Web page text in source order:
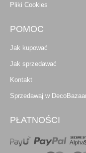
Pliki Cookies
POMOC
Jak kupować
Jak sprzedawać
Kontakt
Sprzedawaj w
PŁATNOŚCI